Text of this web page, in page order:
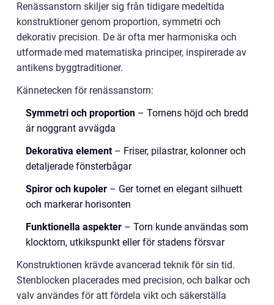
Renässanstorn skiljer sig från tidigare medeltida
konstruktioner genom proportion, symmetri och
dekorativ precision. De är ofta mer harmoniska och
utformade med matematiska principer, inspirerade av
antikens byggtraditioner.
Kännetecken för renässanstorn:
Symmetri och proportion – Tornens höjd och bredd
är noggrant avvägda
Dekorativa element– Friser, pilastrar, kolonner och
detaljerade fönsterbågar
Spiror och kupoler – Ger tornet en elegant silhuett
och markerar horisonten
Funktionella aspekter – Torn kunde användas som
klocktorn, utkikspunkt eller för stadens försvar
Konstruktionen krävde avancerad teknik för sin tid.
Stenblocken placerades med precision, och balkar och
valv användes för att fördela vikt och säkerställa